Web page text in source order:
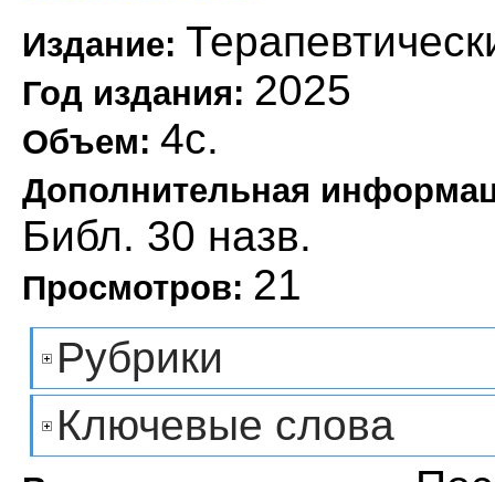
Издание:
Год издания: 2025
Объем: 4с.
Дополнительная
Библ. 30 назв.
Просмотров: 21
Рубрики
Ключевые слова